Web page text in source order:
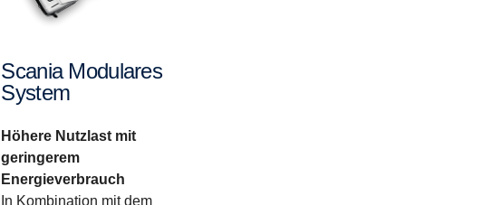
Scania Modulares
System
Höhere Nutzlast mit
geringerem
Energieverbrauch
In Kombination mit dem